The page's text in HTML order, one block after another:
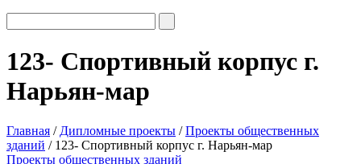
123- Спортивный корпус г.
Нарьян-мар
Главная / Дипломные проекты /Проекты общественных
зданий / 123- Спортивный корпус г. Нарьян-мар
Проекты общественных зданий